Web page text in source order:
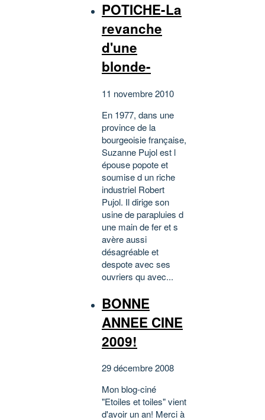
POTICHE-La
revanche
d'une
blonde-
11 novembre 2010
En 1977, dans une
province de la
bourgeoisie française,
Suzanne Pujol est l
épouse popote et
soumise d un riche
industriel Robert
Pujol. Il dirige son
usine de parapluies d
une main de fer et s
avère aussi
désagréable et
despote avec ses
ouvriers qu avec...
BONNE
ANNEE CINE
2009!
29 décembre 2008
Mon blog-ciné
"Etoiles et toiles" vient
d'avoir un an! Merci à